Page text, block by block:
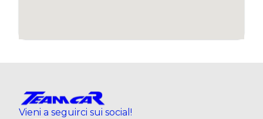
Vieni a seguirci sui social!